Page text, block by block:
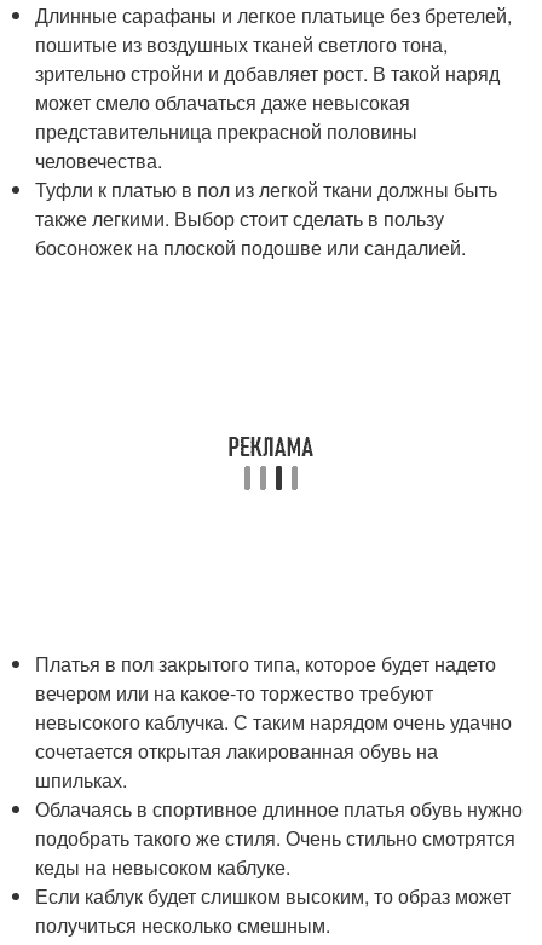
Длинные сарафаны и легкое платьице без бретелей,
пошитые из воздушных тканей светлого тона,
зрительно стройни и добавляет рост. В такой наряд
может смело облачаться даже невысокая
представительница прекрасной половины
человечества.
Туфли к платью в пол из легкой ткани должны быть
также легкими. Выбор стоит сделать в пользу
босоножек на плоской подошве или сандалией.
Платья в пол закрытого типа, которое будет надето
вечером или на какое-то торжество требуют
невысокого каблучка. С таким нарядом очень удачно
сочетается открытая лакированная обувь на
шпильках.
Облачаясь в спортивное длинное платья обувь нужно
подобрать такого же стиля. Очень стильно смотрятся
кеды на невысоком каблуке.
Если каблук будет слишком высоким, то образ может
получиться несколько смешным.